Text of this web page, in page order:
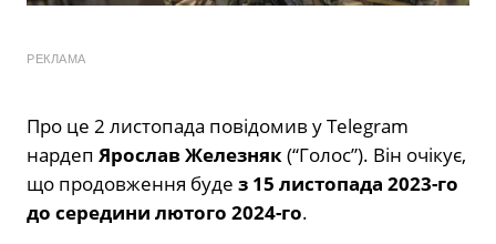
РЕКЛАМА
Про це 2 листопада повідомив у Telegram
нардеп Ярослав Железняк(“Голос”). Він очікує,
що продовження буде з 15 листопада 2023-го
до середини лютого 2024-го.